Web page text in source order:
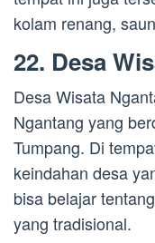
kolam renang,
22. Desa
Desa Wisata
Ngantang yang
Tumpang. Di
keindahan desa
bisa belajar
yang tradisional.